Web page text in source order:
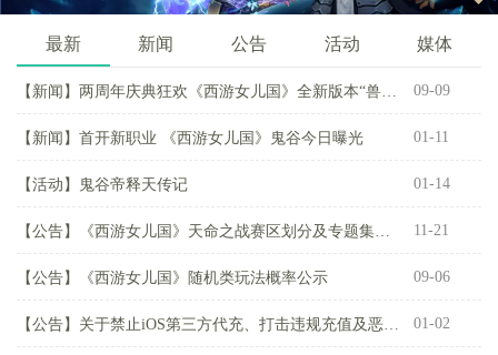
最新 新闻 公告 活动 媒体
【新闻】 两周年庆典狂欢《西游女儿国》全新版本“兽魂觉醒”重磅来袭！ 09-09
【新闻】 首开新职业 《西游女儿国》鬼谷今日曝光 01-11
【活动】 鬼谷帝释天传记 01-14
【公告】 《西游女儿国》天命之战赛区划分及专题集结活动开启公告 11-21
【公告】 《西游女儿国》随机类玩法概率公示 09-06
【公告】 关于禁止iOS第三方代充、打击违规充值及恶意退款行为公告 01-02